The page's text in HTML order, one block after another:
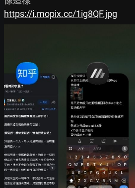
https://i.mopix.cc/1ig8QF.jpg